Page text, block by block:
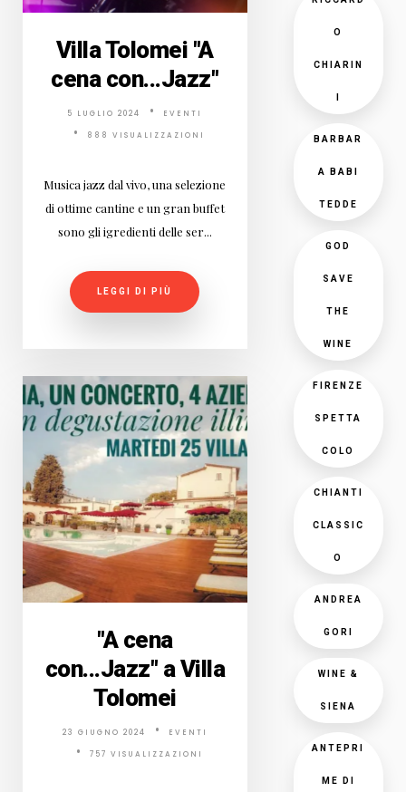
Villa Tolomei "A
cena con...Jazz"
5 LUGLIO 2024 EVENTI
888 VISUALIZZAZIONI
Musica jazz dal vivo, una selezione
di ottime cantine e un gran buffet
sono gli igredienti delle ser...
LEGGI DI PIÙ
"A cena
con...Jazz" a Villa
Tolomei
23 GIUGNO 2024 EVENTI
757 VISUALIZZAZIONI
O
CHIARIN
BARBAR
A BABI
TEDDE
GOD
SAVE
THE
WINE
FIRENZE
SPETTA
COLO
CHIANTI
CLASSIC
O
ANDREA
GORI
WINE &
SIENA
ANTEPRI
ME DI